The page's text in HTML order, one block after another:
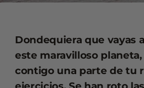
Dondequiera que vayas
este maravilloso planeta,
contigo una parte de tu